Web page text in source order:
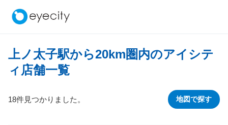
上ノ太子駅から20km圏内のアイシテ
ィ店舗一覧
地図で探す
18件見つかりました。